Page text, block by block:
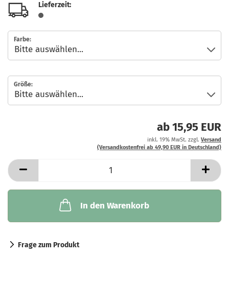
Lieferzeit:
Farbe:
Größe:
ab 15,95 EUR
inkl. 19% MwSt. zzgl. Versand
(Versandkostenfrei ab 49,90 EUR in Deutschland)
In den Warenkorb
Frage zum Produkt